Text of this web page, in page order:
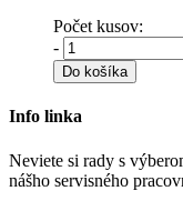
Počet kusov:
-
Do košíka
Info linka
Neviete si rady s
nášho servisného